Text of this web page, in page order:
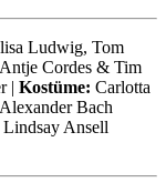
Ludwig, Tom
Antje Cordes & Tim
| Kostüme: Carlotta
Alexander Bach
Lindsay Ansell